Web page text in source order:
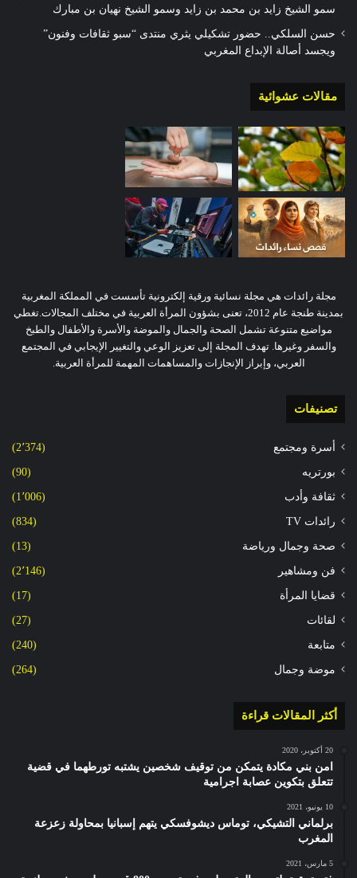
سمو الشيخ زايد بن محمد بن زايد وسمو الشيخ نهيان بن مبارك
حسن السلكي.. حضور تشكيلي يثري منتدى “سبو ثقافات وفنون”
ويجسد أصالة الإبداع المغربي
مقالات عشوائية
مجلة رائدات هي مجلة نسائية ورقية إلكترونية تأسست في المملكة المغربية
بمدينة طنجة عام 2012، تعنى بشؤون المرأة العربية في مختلف المجالات.تغطي
مواضيع متنوعة تشمل الصحة والجمال والموضة والأسرة والأطفال والطبخ
والسفر وغيرها. تهدف المجلة إلى تعزيز الوعي والتغيير الإيجابي في المجتمع
العربي، وإبراز الإنجازات والمساهمات المهمة للمرأة العربية.
تصنيفات
أسرة ومجتمع (2٬374)
بورتريه (90)
ثقافة وأدب (1٬006)
رائدات TV (834)
صحة وجمال ورياضة (13)
فن ومشاهير (2٬146)
قضايا المرأة (17)
لقائات (27)
متابعة (240)
موضة وجمال (264)
أكثر المقالات قراءة
20 أكتوبر، 2020
امن بني مكادة يتمكن من توقيف شخصين يشتبه تورطهما في قضية
تتعلق بتكوين عصابة اجرامية
10 يونيو، 2021
برلماني التشيكي، توماس ديشوفسكي يتهم إسبانيا بمحاولة زعزعة
المغرب
5 مارس، 2021